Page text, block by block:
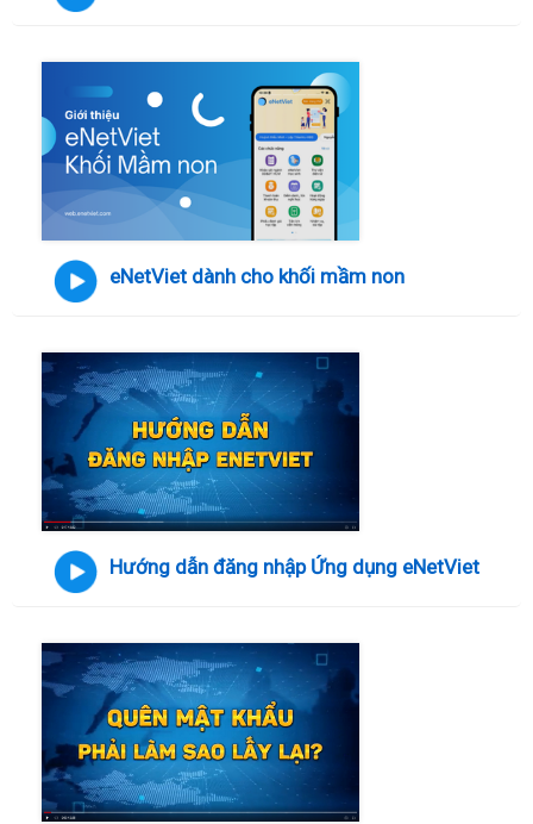
eNetViet dành cho khối mầm non
Hướng dẫn đăng nhập Ứng dụng eNetViet